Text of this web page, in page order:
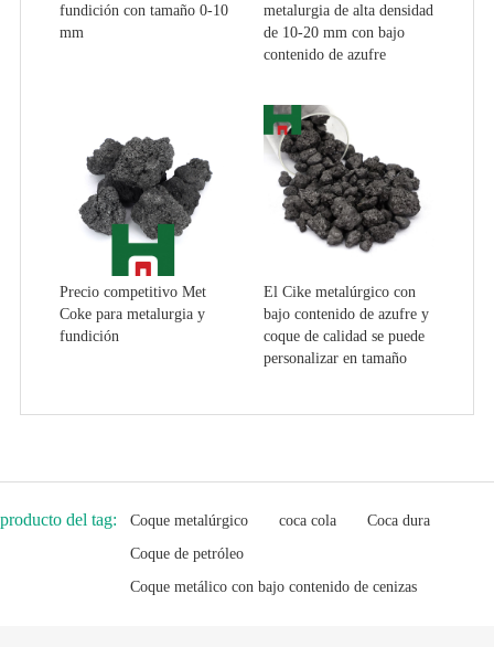
fundición con tamaño 0-10
mm
metalurgia de alta densidad
de 10-20 mm con bajo
contenido de azufre
Precio competitivo Met
Coke para metalurgia y
fundición
El Cike metalúrgico con
bajo contenido de azufre y
coque de calidad se puede
personalizar en tamaño
producto del tag: Coque metalúrgico coca cola
Coca dura
Coque de petróleo
Coque metálico con bajo contenido de cenizas